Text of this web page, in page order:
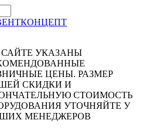
УКАЗАНЫ
ЦЕНЫ. РАЗМЕР
СКИДКИ И
СТОИМОСТЬ
УТОЧНЯЙТЕ У
МЕНЕДЖЕРОВ